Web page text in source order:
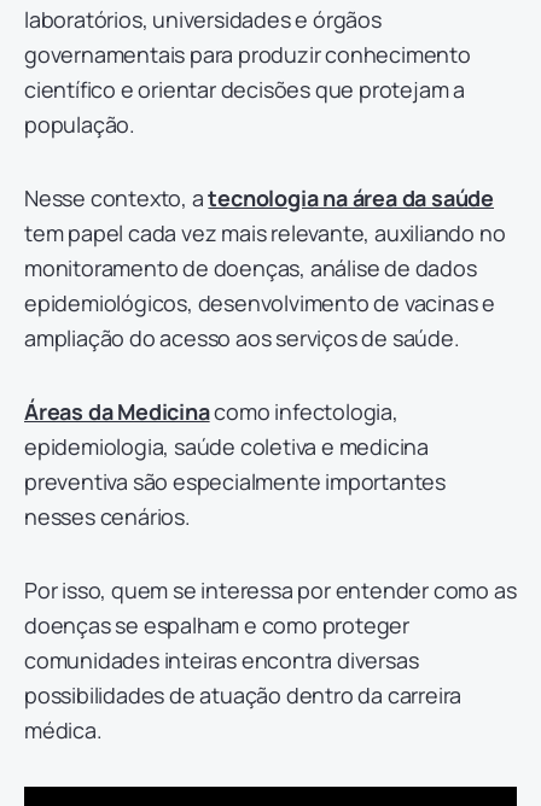
laboratórios, universidades e órgãos
governamentais para produzir conhecimento
científico e orientar decisões que protejam a
população.
Nesse contexto, atecnologia na área da saúde
tem papel cada vez mais relevante, auxiliando no
monitoramento de doenças, análise de dados
epidemiológicos, desenvolvimento de vacinas e
ampliação do acesso aos serviços de saúde.
Áreas da Medicinacomo infectologia,
epidemiologia, saúde coletiva e medicina
preventiva são especialmente importantes
nesses cenários.
Por isso, quem se interessa por entender como as
doenças se espalham e como proteger
comunidades inteiras encontra diversas
possibilidades de atuação dentro da carreira
médica.